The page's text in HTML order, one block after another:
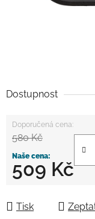
Dostupnost
580 Kč
509 Kč
Tisk